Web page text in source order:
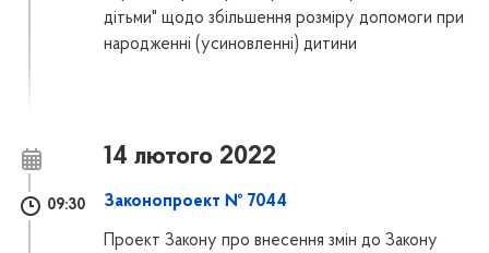
дітьми" щодо збільшення розміру допомоги при
народженні (усиновленні) дитини
14 лютого 2022
09:30 Законопроект № 7044
Проект Закону про внесення змін до Закону